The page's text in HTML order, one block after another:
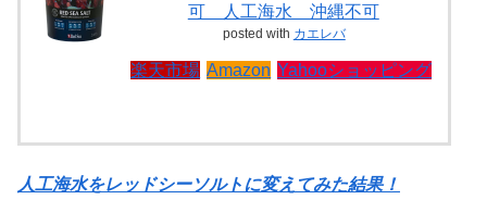
可 人工海水 沖縄不可
posted with カエレバ
楽天市場 Amazon Yahooショッピング
人工海水をレッドシーソルトに変えてみた結果！